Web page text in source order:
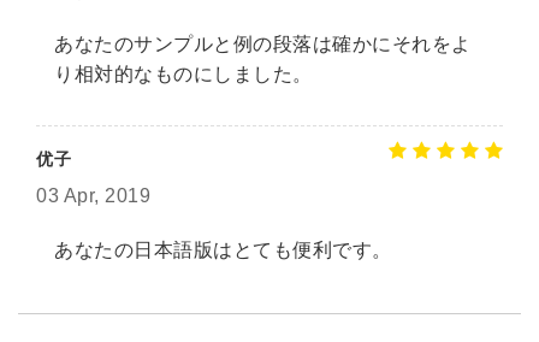
あなたのサンプルと例の段落は確かにそれをよ
り相対的なものにしました。
优子
03 Apr, 2019
あなたの日本語版はとても便利です。